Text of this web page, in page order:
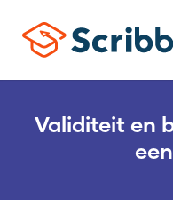
Validiteit en